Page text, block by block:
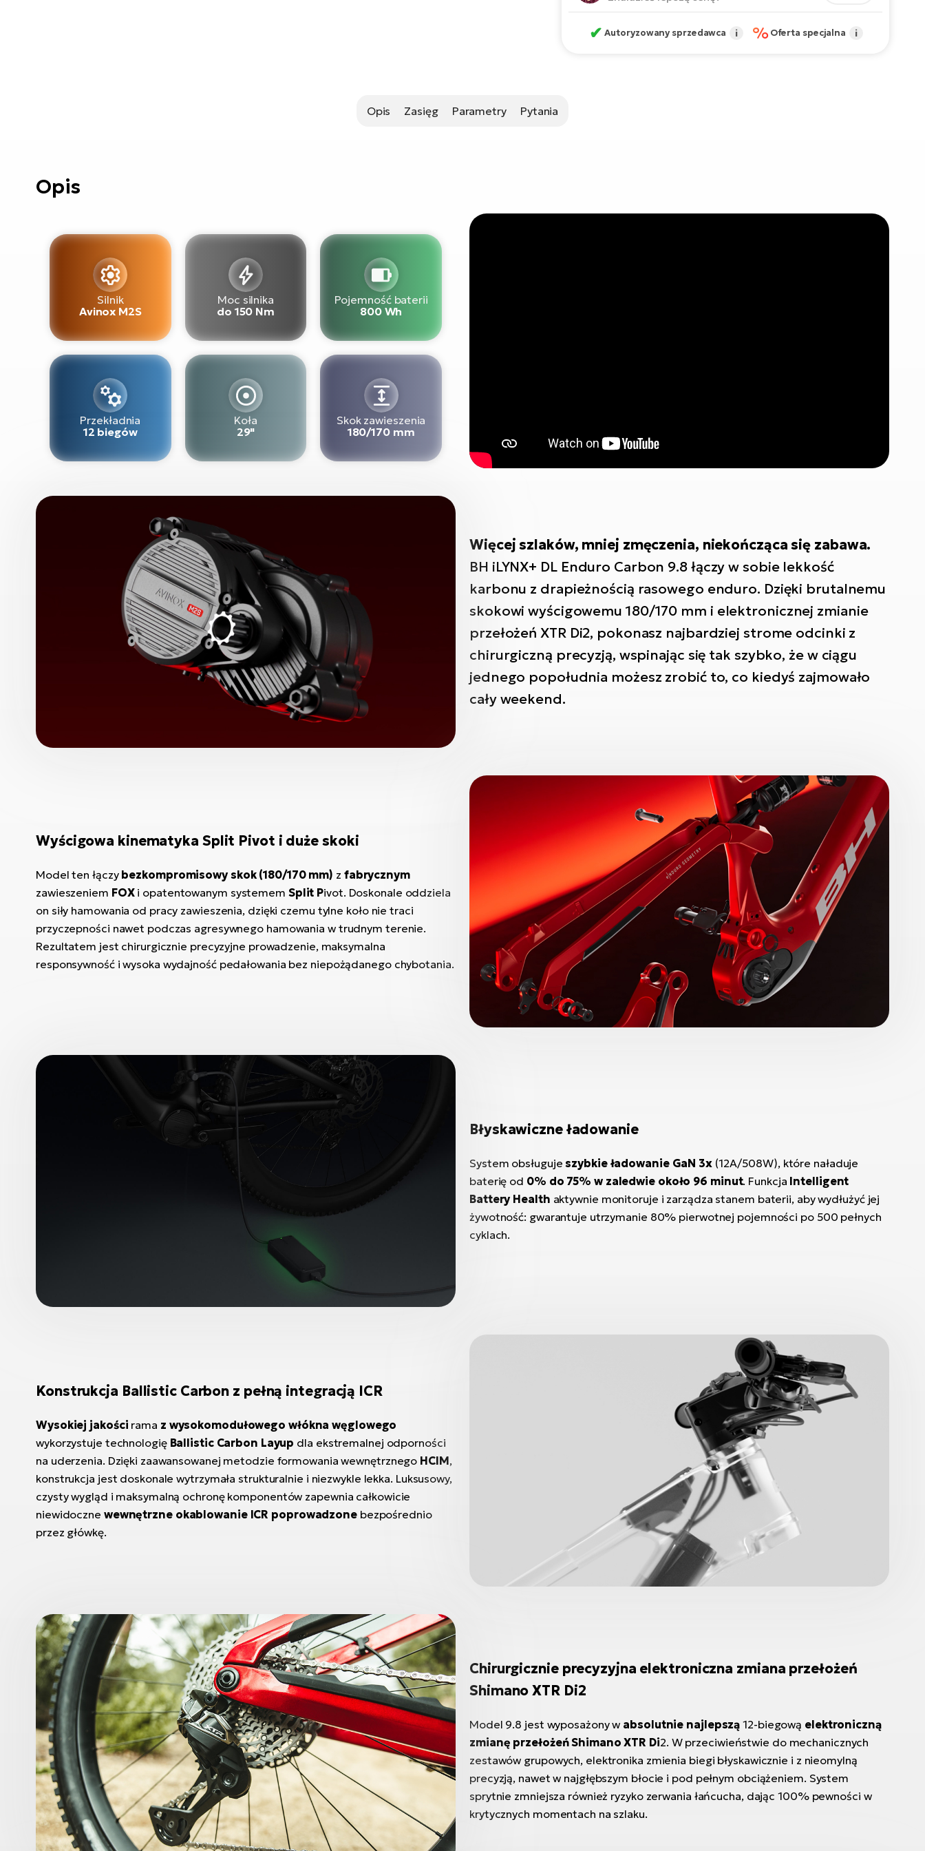
✔ Autoryzowany sprzedawca i %Oferta specjalna i
Opis Zasięg Parametry Pytania
Opis
Silnik
Avinox M2S
Moc silnika
do 150 Nm
Pojemność baterii
800 Wh
Przekładnia
12 biegów
Koła
29"
Skok zawieszenia
180/170 mm
Więcej szlaków, mniej zmęczenia, niekończąca się zabawa.
BH iLYNX+ DL Enduro Carbon 9.8 łączy w sobie lekkość
karbonu z drapieżnością rasowego enduro. Dzięki brutalnemu
skokowi wyścigowemu 180/170 mm i elektronicznej zmianie
przełożeń XTR Di2, pokonasz najbardziej strome odcinki z
chirurgiczną precyzją, wspinając się tak szybko, że w ciągu
jednego popołudnia możesz zrobić to, co kiedyś zajmowało
cały weekend.
Wyścigowa kinematyka Split Pivot i duże skoki
Model ten łączy bezkompromisowy skok (180/170 mm) z fabrycznym
zawieszeniem FOX i opatentowanym systemem Split Pivot. Doskonale oddziela
on siły hamowania od pracy zawieszenia, dzięki czemu tylne koło nie traci
przyczepności nawet podczas agresywnego hamowania w trudnym terenie.
Rezultatem jest chirurgicznie precyzyjne prowadzenie, maksymalna
responsywność i wysoka wydajność pedałowania bez niepożądanego chybotania.
Błyskawiczne ładowanie
System obsługujeszybkie ładowanie GaN 3x (12A/508W), które naładuje
baterię od 0% do 75% w zaledwie około 96 minut. Funkcja Intelligent
Battery Health aktywnie monitoruje i zarządza stanem baterii, aby wydłużyć jej
żywotność: gwarantuje utrzymanie 80% pierwotnej pojemności po 500 pełnych
cyklach.
Konstrukcja Ballistic Carbon z pełną integracją ICR
Wysokiej jakości rama z wysokomodułowego włókna węglowego
wykorzystuje technologię Ballistic Carbon Layup dla ekstremalnej odporności
na uderzenia. Dzięki zaawansowanej metodzie formowania wewnętrznego HCIM,
konstrukcja jest doskonale wytrzymała strukturalnie i niezwykle lekka. Luksusowy,
czysty wygląd i maksymalną ochronę komponentów zapewnia całkowicie
niewidoczne wewnętrzne okablowanie ICR poprowadzonebezpośrednio
przez główkę.
Chirurgicznie precyzyjna elektroniczna zmiana przełożeń
Shimano XTR Di2
Model 9.8 jest wyposażony w absolutnie najlepszą 12-biegową elektroniczną
zmianę przełożeń Shimano XTR Di2. W przeciwieństwie do mechanicznych
zestawów grupowych, elektronika zmienia biegi błyskawicznie i z nieomylną
precyzją, nawet w najgłębszym błocie i pod pełnym obciążeniem. System
sprytnie zmniejsza również ryzyko zerwania łańcucha, dając 100% pewności w
krytycznych momentach na szlaku.